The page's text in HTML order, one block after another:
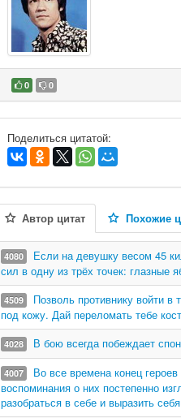
0 0
В избранное
Поделиться цитатой:
Автор цитат Похожие
4080
Если на девушку весом 45
сил в одну из трёх точек: глазные
4509
Позволь противнику войти в
под кожу. Дай переломать тебе
4028 В бою всегда побеждает
4007
Во все времена конец
воспоминания о них постепенно
разобраться в себе и выразить